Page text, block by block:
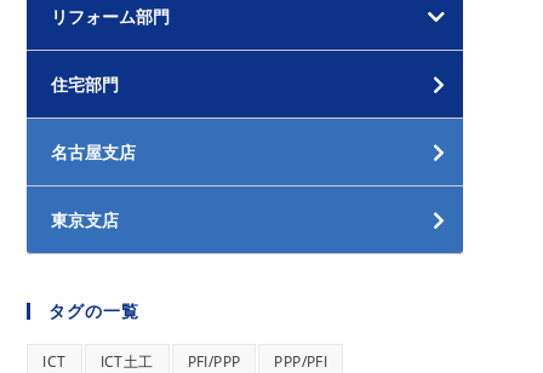
リフォーム部門
住宅部門
名古屋支店
東京支店
タグの一覧
ICT ICT土工 PFI/PPP PPP/PFI